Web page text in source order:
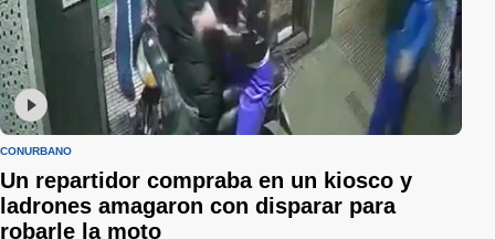
CONURBANO
Un repartidor compraba en un kiosco y
ladrones amagaron con disparar para
robarle la moto